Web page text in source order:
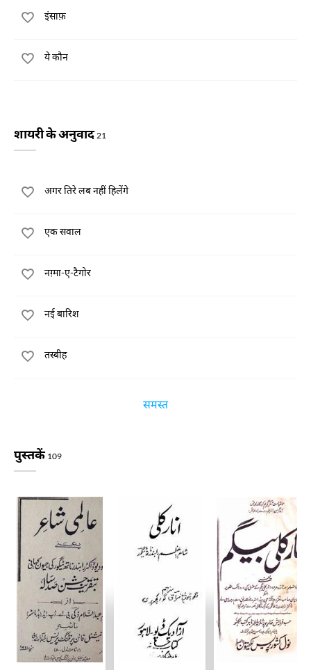
इंसाफ़
ये कौन
शायरी के अनुवाद21
अगर तिरे लब नहीं हिलेंगे
एक सवाल
नग़्मा-ए-टैगोर
नई बारिश
तस्बीह
समस्त
पुस्तकें 109